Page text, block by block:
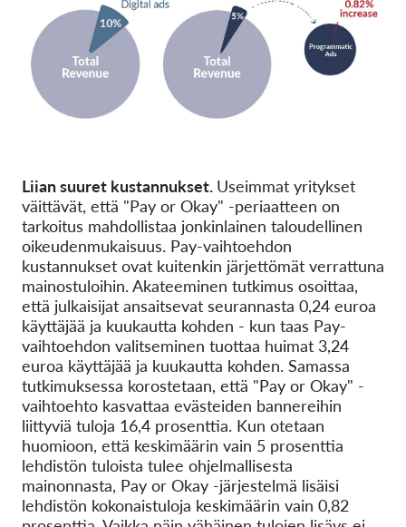
Liian suuret kustannukset. Useimmat yritykset
väittävät, että "Pay or Okay" -periaatteen on
tarkoitus mahdollistaa jonkinlainen taloudellinen
oikeudenmukaisuus. Pay-vaihtoehdon
kustannukset ovat kuitenkin järjettömät verrattuna
mainostuloihin. Akateeminen tutkimus osoittaa,
että julkaisijat ansaitsevat seurannasta 0,24 euroa
käyttäjää ja kuukautta kohden - kun taas Pay-
vaihtoehdon valitseminen tuottaa huimat 3,24
euroa käyttäjää ja kuukautta kohden. Samassa
tutkimuksessa korostetaan, että "Pay or Okay" -
vaihtoehto kasvattaa evästeiden bannereihin
liittyviä tuloja 16,4 prosenttia. Kun otetaan
huomioon, että keskimäärin vain 5 prosenttia
lehdistön tuloista tulee ohjelmallisesta
mainonnasta, Pay or Okay -järjestelmä lisäisi
lehdistön kokonaistuloja keskimäärin vain 0,82